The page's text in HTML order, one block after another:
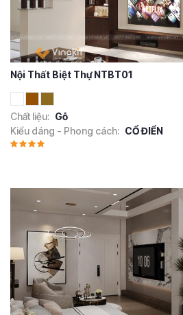
Nội Thất Biệt Thự NTBT01
Chất liệu: Gỗ
Kiểu dáng - Phong cách: CỔ ĐIỂN